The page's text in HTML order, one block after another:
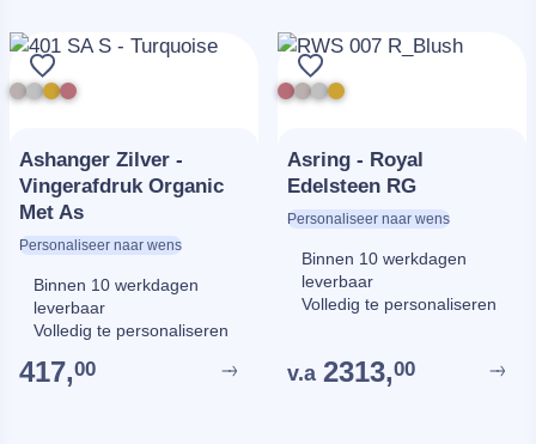
Ashanger Zilver -
Vingerafdruk Organic
Met As
Personaliseer naar wens
Binnen 10 werkdagen
leverbaar
Volledig te personaliseren
417,00
Asring - Royal
Edelsteen RG
Personaliseer naar wens
Binnen 10 werkdagen
leverbaar
Volledig te personaliseren
v.a 2313,00